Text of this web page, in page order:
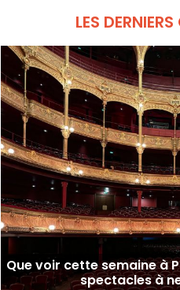
LES
Que voir cette semaine à
spectacles à